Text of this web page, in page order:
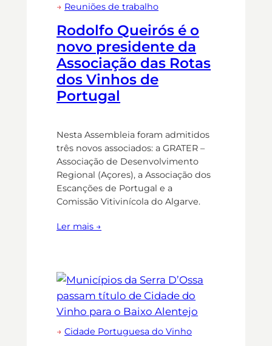
→ Reuniões de trabalho
Rodolfo Queirós é o
novo presidente da
Associação das Rotas
dos Vinhos de
Portugal
Nesta Assembleia foram admitidos
três novos associados: a GRATER –
Associação de Desenvolvimento
Regional (Açores), a Associação dos
Escanções de Portugal e a
Comissão Vitivinícola do Algarve.
Ler mais →
→Cidade Portuguesa do Vinho